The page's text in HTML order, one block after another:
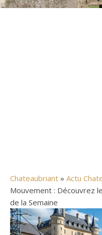
Chateaubriant » Actu
Mouvement : Découvrez
de la Semaine